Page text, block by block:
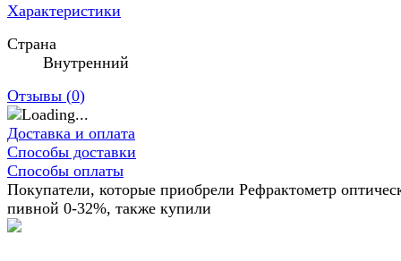
Характеристики
Страна
Внутренний
Отзывы (0)
Доставка и оплата
Способы доставки
Способы оплаты
Покупатели, которые приобрели Рефрактометр
пивной 0-32%, также купили